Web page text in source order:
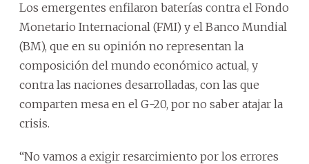
Los emergentes enfilaron baterías contra el Fondo
Monetario Internacional (FMI) y el Banco Mundial
(BM), que en su opinión no representan la
composición del mundo económico actual, y
contra las naciones desarrolladas, con las que
comparten mesa en el G-20, por no saber atajar la
crisis.
“No vamos a exigir resarcimiento por los errores